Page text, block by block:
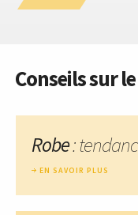
Conseils sur
Robe:
EN SAVOIR PLUS